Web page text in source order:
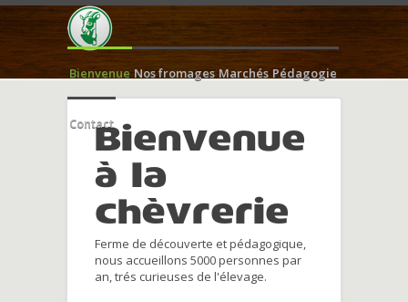
Bienvenue Nos fromages Marchés Pédagogie
ContactBienvenue
à la
chèvrerie
Ferme de découverte et pédagogique,
nous accueillons 5000 personnes par
an, trés curieuses de l'élevage.